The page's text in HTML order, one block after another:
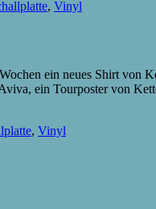
, Vinyl
ein neues Shirt von
ein Tourposter von
, Vinyl